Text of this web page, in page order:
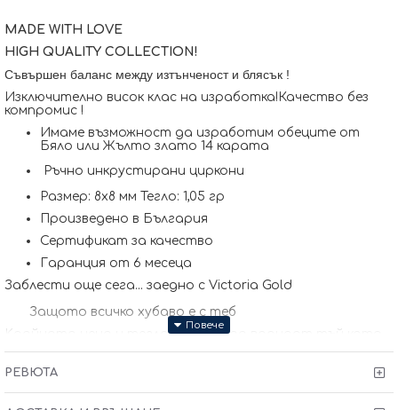
MADE WITH LOVE
HIGH QUALITY COLLECTION!
Съвършен баланс между изтънченост и блясък !
Изключително висок клас на изработка!Качество без
компромис !
Имаме възможност да изработим обеците от
Бяло или Жълто злато 14 карата
Ръчно инкрустирани циркони
Размер: 8x8 мм Тегло: 1,05 гр
Произведено в България
Сертификат за качество
Гаранция от 6 месеца
Заблести още сега... заедно с Victoria Gold
Защото всичко хубаво е с теб
Kрайната цена и теглото може да варират тъй като
свържем с Вас, за да уточним всички характеристики и
РЕВЮТА